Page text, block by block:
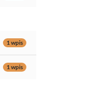
1 wpis
1 wpis